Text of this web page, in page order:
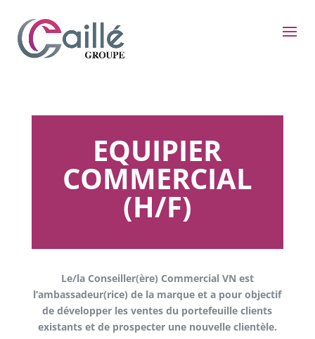
EQUIPIER
COMMERCIAL
(H/F)
Le/la Conseiller(ère) Commercial VN est
l’ambassadeur(rice) de la marque et a pour objectif
de développer les ventes du portefeuille clients
existants et de prospecter une nouvelle clientèle.